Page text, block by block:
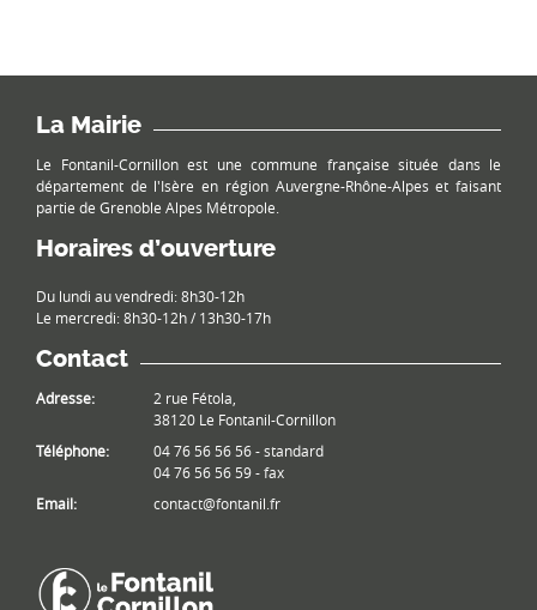
La Mairie
Le Fontanil-Cornillon est une commune française située dans le
département de l'Isère en région Auvergne-Rhône-Alpes et faisant
partie de Grenoble Alpes Métropole.
Horaires d’ouverture
Du lundi au vendredi: 8h30-12h
Le mercredi: 8h30-12h / 13h30-17h
Contact
Adresse:
2 rue Fétola,
38120 Le Fontanil-Cornillon
Téléphone:
04 76 56 56 56 - standard
04 76 56 56 59 - fax
Email:
contact@fontanil.fr